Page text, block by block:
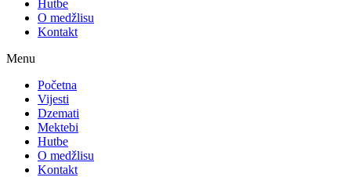
Hutbe
O medžlisu
Kontakt
Menu
Početna
Vijesti
Dzemati
Mektebi
Hutbe
O medžlisu
Kontakt